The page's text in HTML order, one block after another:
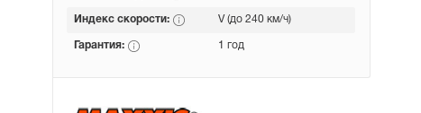
Индекс скорости: V (до 240 км/ч)
Гарантия: 1 год